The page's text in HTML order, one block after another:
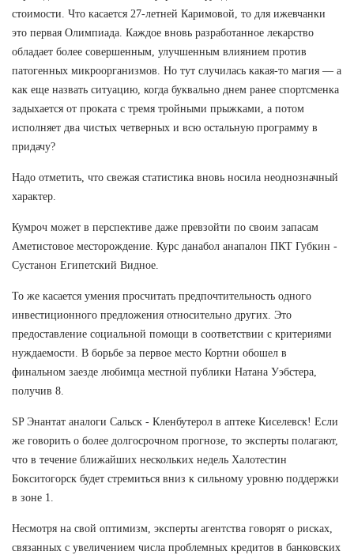
стоимости. Что касается 27-летней Каримовой, то для ижевчанки
это первая Олимпиада. Каждое вновь разработанное лекарство
обладает более совершенным, улучшенным влиянием против
патогенных микроорганизмов. Но тут случилась какая-то магия — а
как еще назвать ситуацию, когда буквально днем ранее спортсменка
задыхается от проката с тремя тройными прыжками, а потом
исполняет два чистых четверных и всю остальную программу в
придачу?
Надо отметить, что свежая статистика вновь носила неоднозначный
характер.
Кумроч может в перспективе даже превзойти по своим запасам
Аметистовое месторождение. Курс данабол анапалон ПКТ Губкин -
Сустанон Египетский Видное.
То же касается умения просчитать предпочтительность одного
инвестиционного предложения относительно других. Это
предоставление социальной помощи в соответствии с критериями
нуждаемости. В борьбе за первое место Кортни обошел в
финальном заезде любимца местной публики Натана Уэбстера,
получив 8.
SP Энантат аналоги Сальск - Кленбутерол в аптеке Киселевск! Если
же говорить о более долгосрочном прогнозе, то эксперты полагают,
что в течение ближайших нескольких недель Халотестин
Бокситогорск будет стремиться вниз к сильному уровню поддержки
в зоне 1.
Несмотря на свой оптимизм, эксперты агентства говорят о рисках,
связанных с увеличением числа проблемных кредитов в банковских